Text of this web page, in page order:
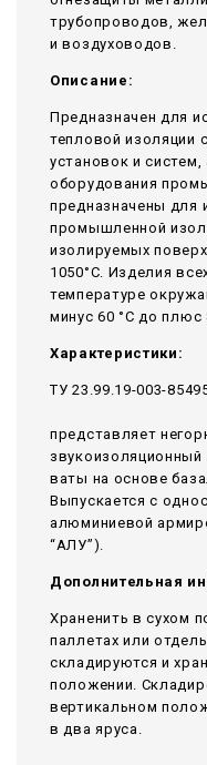
трубопроводов,
и воздуховодов.
Описание:
Предназначен для
тепловой изоляции
установок и
оборудования
предназначены для
промышленной
изолируемых
1050°С. Изделия
температуре
минус 60 °С до плюс
Характеристики:
ТУ 23.99.19-003-
представляет
ваты на основе
Выпускается с
алюминиевой
“АЛУ”).
Дополнительная
Храненить в сухом
паллетах или
складируются и
положении.
вертикальном
в два яруса.